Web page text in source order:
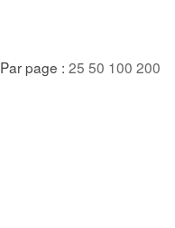
Par page : 25 50 100 200